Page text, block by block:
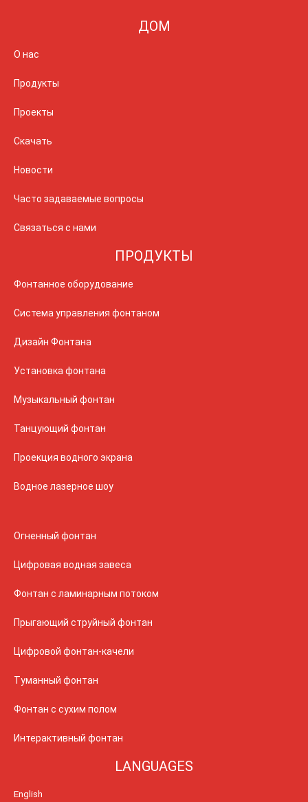
ДОМ
О нас
Продукты
Проекты
Скачать
Новости
Часто задаваемые вопросы
Связаться с нами
ПРОДУКТЫ
Фонтанное оборудование
Система управления фонтаном
Дизайн Фонтана
Установка фонтана
Музыкальный фонтан
Танцующий фонтан
Проекция водного экрана
Водное лазерное шоу
Огненный фонтан
Цифровая водная завеса
Фонтан с ламинарным потоком
Прыгающий струйный фонтан
Цифровой фонтан-качели
Туманный фонтан
Фонтан с сухим полом
Интерактивный фонтан
LANGUAGES
English